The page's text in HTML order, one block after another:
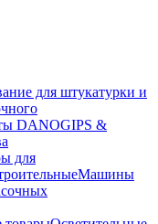
для штукатурки и
DANOGIPS &
для
Машины